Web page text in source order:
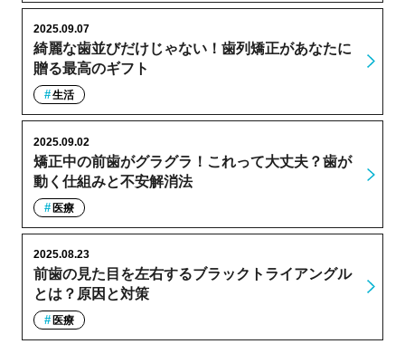
綺麗な歯並びだけじゃない！歯列矯正があなたに
贈る最高のギフト
2025.09.07
生活
矯正中の前歯がグラグラ！これって大丈夫？歯が
動く仕組みと不安解消法
2025.09.02
医療
前歯の見た目を左右するブラックトライアングル
とは？原因と対策
2025.08.23
医療